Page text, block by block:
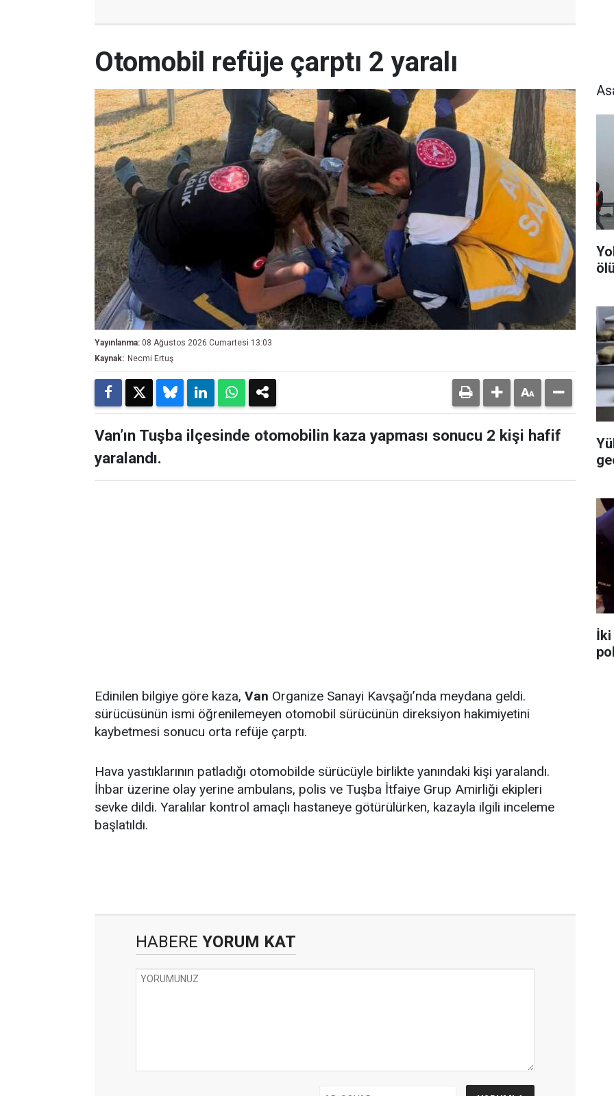
Otomobil refüje çarptı 2 yaralı
Yayınlanma: 08 Ağustos 2026 Cumartesi 13:03
Kaynak: Necmi Ertuş
Van’ın Tuşba ilçesinde otomobilin kaza yapması sonucu 2 kişi hafif
yaralandı.
Edinilen bilgiye göre kaza, Van Organize Sanayi Kavşağı’nda meydana geldi.
sürücüsünün ismi öğrenilemeyen otomobil sürücünün direksiyon hakimiyetini
kaybetmesi sonucu orta refüje çarptı.
Hava yastıklarının patladığı otomobilde sürücüyle birlikte yanındaki kişi yaralandı.
İhbar üzerine olay yerine ambulans, polis ve Tuşba İtfaiye Grup Amirliği ekipleri
sevke dildi. Yaralılar kontrol amaçlı hastaneye götürülürken, kazayla ilgili inceleme
başlatıldı.
HABERE YORUM KAT
İki